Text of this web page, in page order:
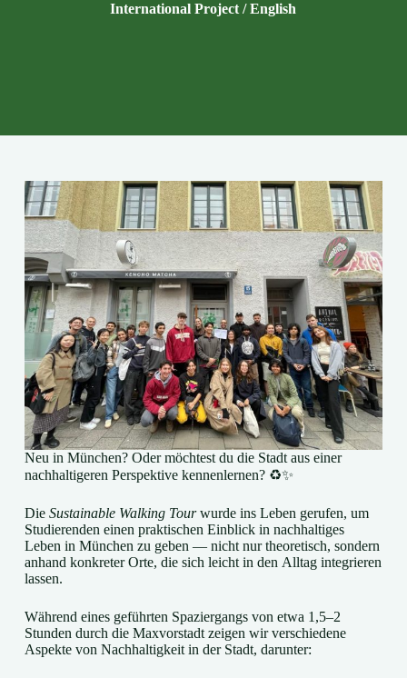
International Project / English
Neu in München? Oder möchtest du die Stadt aus einer
nachhaltigeren Perspektive kennenlernen? ♻️✨
Die Sustainable Walking Tourwurde ins Leben gerufen, um
Studierenden einen praktischen Einblick in nachhaltiges
Leben in München zu geben — nicht nur theoretisch, sondern
anhand konkreter Orte, die sich leicht in den Alltag integrieren
lassen.
Während eines geführten Spaziergangs von etwa 1,5–2
Stunden durch die Maxvorstadt zeigen wir verschiedene
Aspekte von Nachhaltigkeit in der Stadt, darunter: